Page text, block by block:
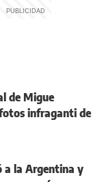
de Migue
infraganti de
a la Argentina y